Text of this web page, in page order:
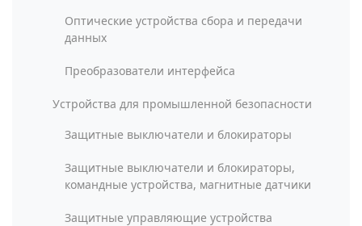
Оптические устройства сбора и передачи
данных
Преобразователи интерфейса
Устройства для промышленной безопасности
Защитные выключатели и блокираторы
Защитные выключатели и блокираторы,
командные устройства, магнитные датчики
Защитные управляющие устройства